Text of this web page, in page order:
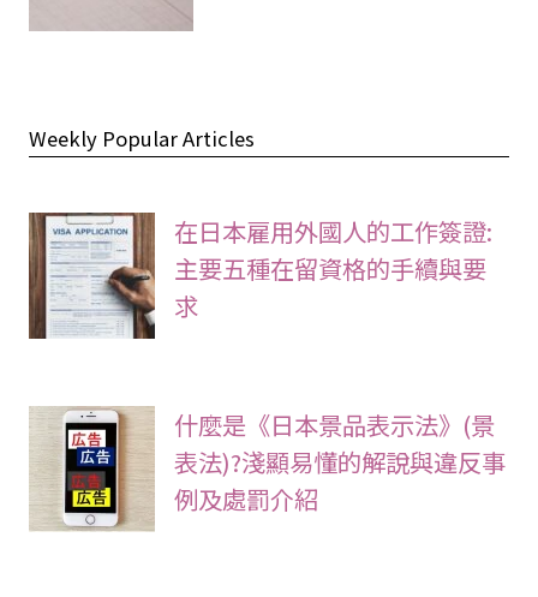
Weekly Popular Articles
在日本雇用外國人的工作簽證:
主要五種在留資格的手續與要
求
什麼是《日本景品表示法》(景
表法)?淺顯易懂的解說與違反事
例及處罰介紹